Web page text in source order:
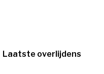
Laatste overlijdens